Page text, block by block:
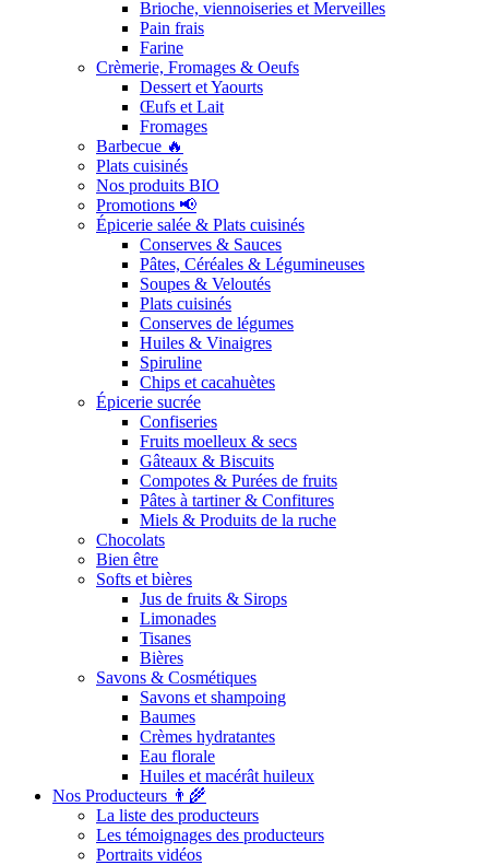
Brioche, viennoiseries et Merveilles
Pain frais
Farine
Crèmerie, Fromages & Oeufs
Dessert et Yaourts
Œufs et Lait
Fromages
Barbecue 🔥
Plats cuisinés
Nos produits BIO
Promotions 📢
Épicerie salée & Plats cuisinés
Conserves & Sauces
Pâtes, Céréales & Légumineuses
Soupes & Veloutés
Plats cuisinés
Conserves de légumes
Huiles & Vinaigres
Spiruline
Chips et cacahuètes
Épicerie sucrée
Confiseries
Fruits moelleux & secs
Gâteaux & Biscuits
Compotes & Purées de fruits
Pâtes à tartiner & Confitures
Miels & Produits de la ruche
Chocolats
Bien être
Softs et bières
Jus de fruits & Sirops
Limonades
Tisanes
Bières
Savons & Cosmétiques
Savons et shampoing
Baumes
Crèmes hydratantes
Eau florale
Huiles et macérât huileux
Nos Producteurs 👨‍🌾
La liste des producteurs
Les témoignages des producteurs
Portraits vidéos